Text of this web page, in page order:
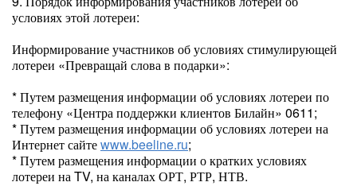
условиях этой лотереи:
Информирование участников об условиях стимулирующей
лотереи «Превращай слова в подарки»:
* Путем размещения информации об условиях лотереи по
телефону «Центра поддержки клиентов Билайн» 0611;
* Путем размещения информации об условиях лотереи на
Интернет сайтеwww.beeline.ru;
* Путем размещения информации о кратких условиях
лотереи на TV, на каналах ОРТ, РТР, НТВ.